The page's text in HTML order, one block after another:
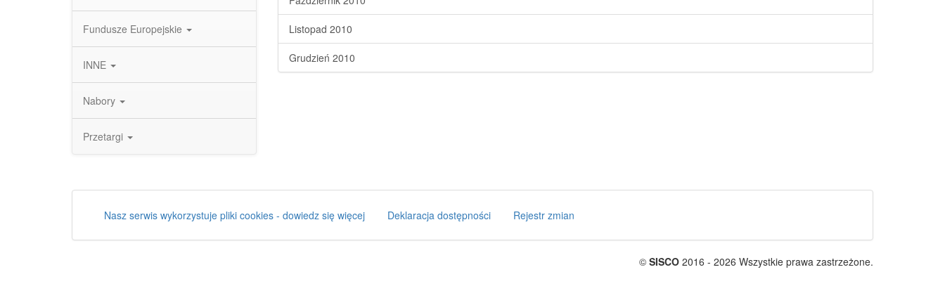
Fundusze Europejskie
INNE
Nabory
Przetargi
Listopad 2010
Grudzień 2010
Nasz serwis wykorzystuje pliki cookies - dowiedz się więcej Deklaracja dostępności Rejestr zmian
© SISCO 2016 - 2026 Wszystkie prawa zastrzeżone.